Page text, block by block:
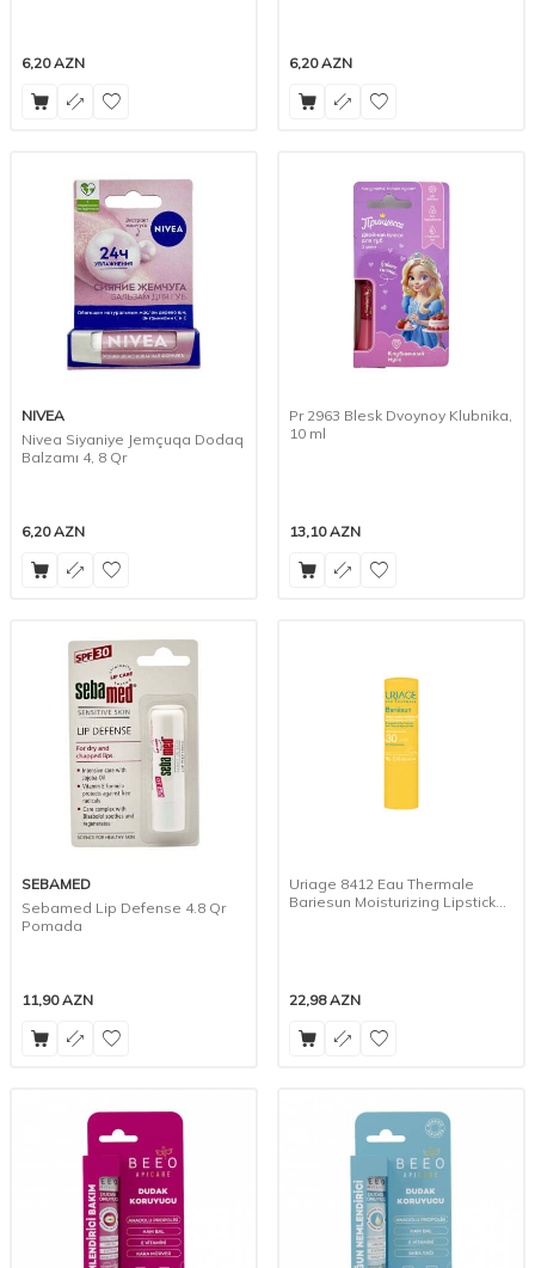
6,20AZN 6,20AZN
NIVEA
Nivea Siyaniye Jemçuqa Dodaq
Balzamı 4, 8 Qr
6,20AZN
Pr 2963 Blesk Dvoynoy Klubnika,
10 ml
13,10AZN
SEBAMED
Sebamed Lip Defense 4.8 Qr
Pomada
11,90AZN
Uriage 8412 Eau Thermale
Bariesun Moisturizing Lipstick
22,98AZN